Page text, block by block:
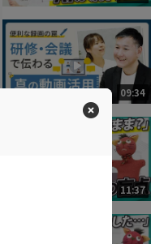
09:34
11:37